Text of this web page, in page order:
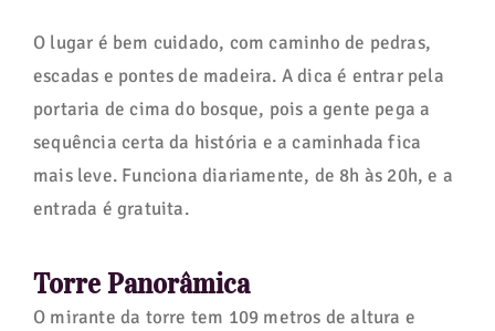
O lugar é bem cuidado, com caminho de pedras,
escadas e pontes de madeira. A dica é entrar pela
portaria de cima do bosque, pois a gente pega a
sequência certa da história e a caminhada fica
mais leve. Funciona diariamente, de 8h às 20h, e a
entrada é gratuita.
Torre Panorâmica
O mirante da torre tem 109 metros de altura e